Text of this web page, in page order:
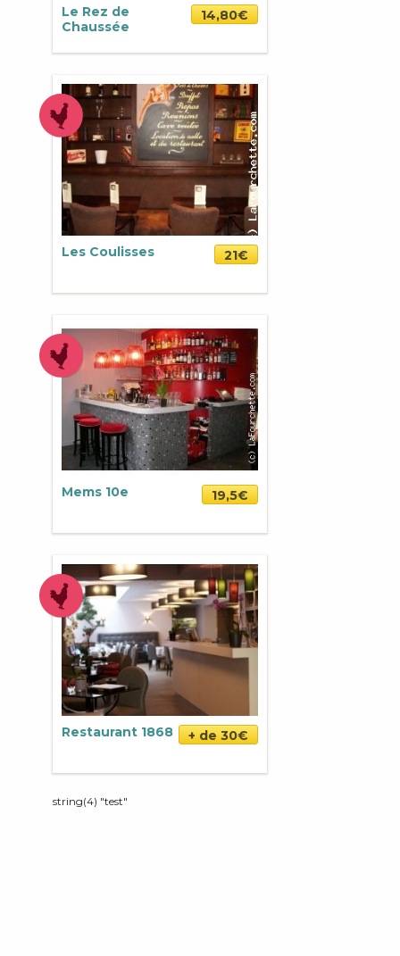
Le Rez de
Chaussée
14,80€
Les Coulisses 21€
Mems 10e 19,5€
Restaurant 1868 + de 30€
string(4) "test"